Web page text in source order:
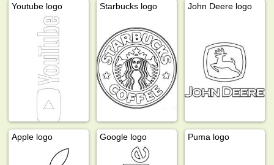
Youtube logo Starbucks logo John Deere logo
Apple logo Google logo Puma logo